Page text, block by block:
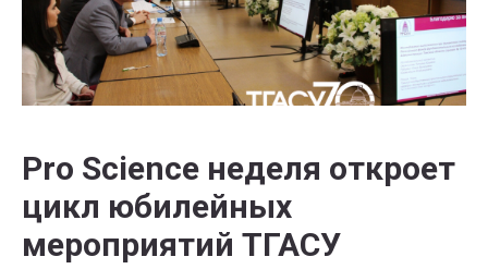
Pro Science неделя откроет
цикл юбилейных
мероприятий ТГАСУ